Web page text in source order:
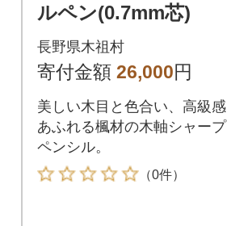
ルペン(0.7mm芯)
長野県木祖村
寄付金額 26,000円
美しい木目と色合い、高級感
あふれる楓材の木軸シャープ
ペンシル。
（0件）